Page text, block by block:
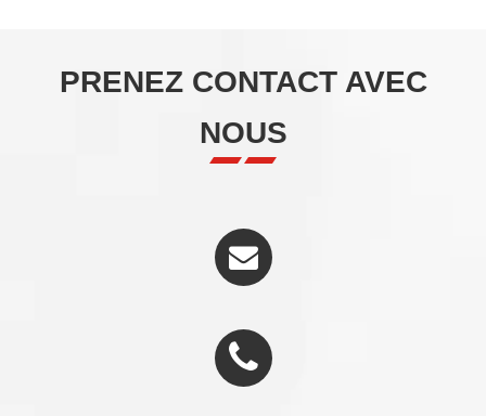
PRENEZ CONTACT AVEC
NOUS